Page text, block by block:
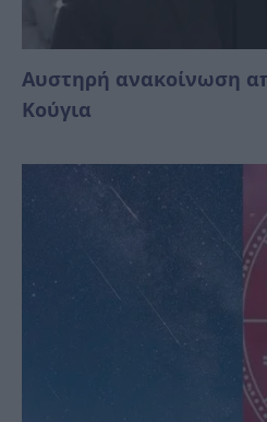
Αυστηρή ανακοίνωση
Κούγια